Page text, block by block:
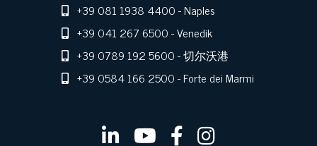
+39 081 1938 4400- Naples
+39 041 267 6500- Venedik
+39 0789 192 5600- 切尔沃港
+39 0584 166 2500- Forte dei Marmi